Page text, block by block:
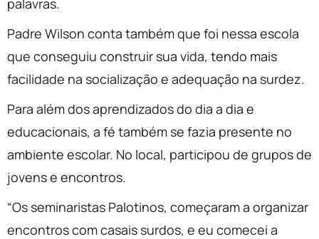
Padre Wilson conta também que foi nessa escola
que conseguiu construir sua vida, tendo mais
facilidade na socialização e adequação na surdez.
Para além dos aprendizados do dia a dia e
educacionais, a fé também se fazia presente no
ambiente escolar. No local, participou de grupos de
jovens e encontros.
“Os seminaristas Palotinos, começaram a organizar
encontros com casais surdos, e eu comecei a